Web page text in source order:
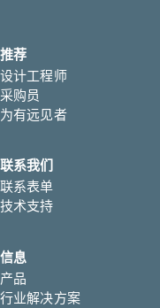
推荐
设计工程师
采购员
为有远见者
联系我们
联系表单
技术支持
信息
产品
行业解决方案